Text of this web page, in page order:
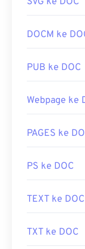
DOCM ke
PUB ke DOC
Webpage ke
PAGES ke
PS ke DOC
TEXT ke DOC
TXT ke DOC